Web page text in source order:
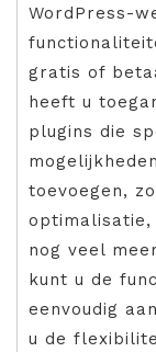
WordPress-
gratis of
heeft u
plugins die
toevoegen,
nog veel
kunt u de
eenvoudig
u de